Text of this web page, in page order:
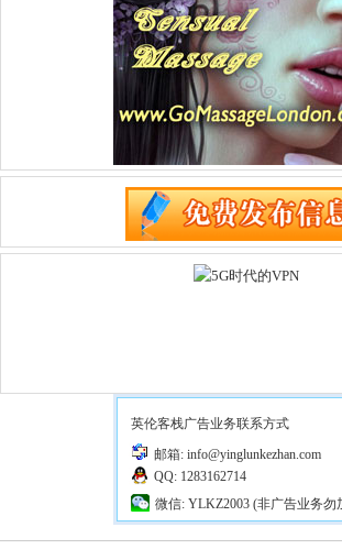
英伦客栈广告业务联系方式
邮箱: info@yinglunkezhan.com
QQ: 1283162714
微信: YLKZ2003 (非广告业务勿